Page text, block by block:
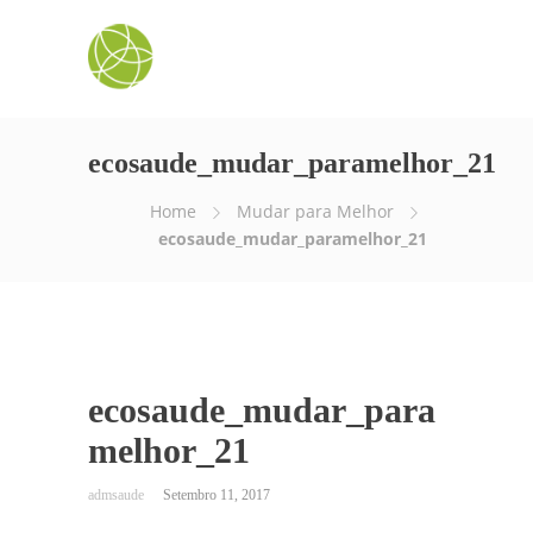
ecosaude_mudar_paramelhor_21
Home
Mudar para Melhor
ecosaude_mudar_paramelhor_21
ecosaude_mudar_para
melhor_21
Setembro 11, 2017